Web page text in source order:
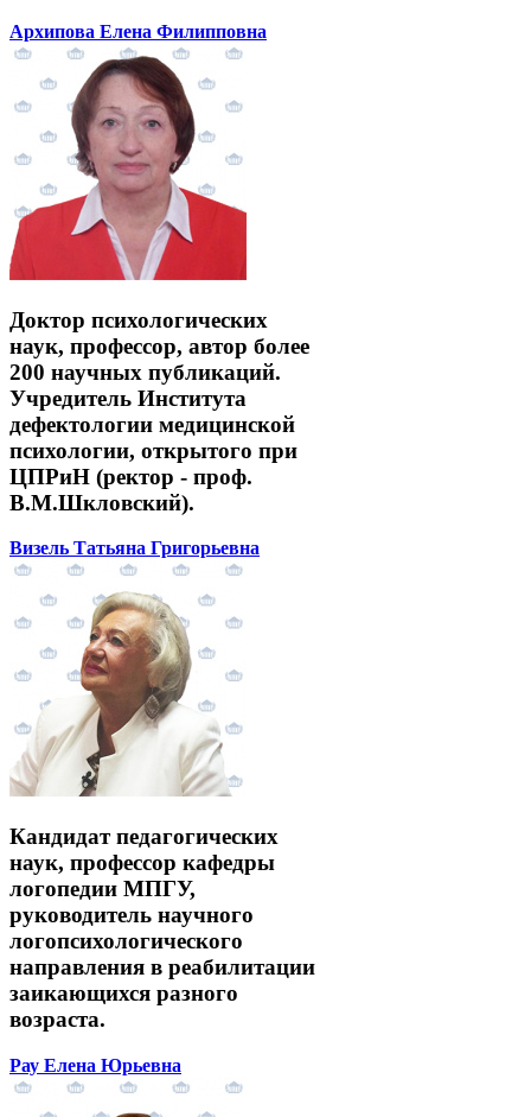
Архипова Елена Филипповна
Доктор психологических
наук, профессор, автор более
200 научных публикаций.
Учредитель Института
дефектологии медицинской
психологии, открытого при
ЦПРиН (ректор - проф.
В.М.Шкловский).
Визель Татьяна Григорьевна
Кандидат педагогических
наук, профессор кафедры
логопедии МПГУ,
руководитель научного
логопсихологического
направления в реабилитации
заикающихся разного
возраста.
Рау Елена Юрьевна